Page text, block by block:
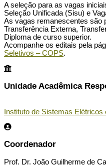
A seleção para as vagas
Seleção Unificada (Sisu) e
As vagas remanescentes são
Transferência Externa,
Diploma de curso superior.
Acompanhe os editais pela
Seletivos – COPS.
Unidade Acadêmica
Instituto de Sistemas Elétricos
Coordenador
Prof. Dr. João Guilherme de